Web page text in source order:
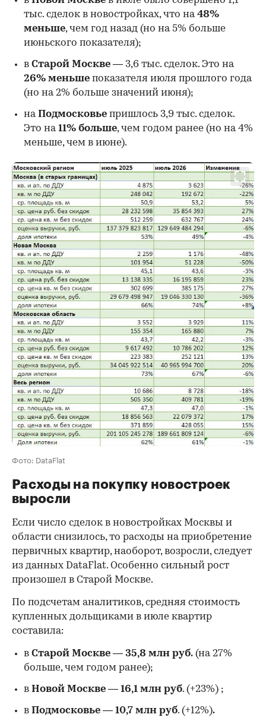
00:00 / 00:00
тыс. сделок в новостройках, что на48%
меньше, чем год назад (но на 5% больше
июньского показателя);
в Старой Москве — 3,6 тыс. сделок. Это на
26% меньше показателя июля прошлого года
(но на 2% больше значений июня);
наПодмосковье пришлось 3,9 тыс. сделок.
Это на11% больше, чем годом ранее (но на 4%
меньше, чем в июне).
Фото: DataFlat
Расходы на покупку новостроек
выросли
Если число сделок в новостройках Москвы и
области снизилось, то расходы на приобретение
первичных квартир, наоборот, возросли, следует
из данных DataFlat. Особенно сильный рост
произошел в Старой Москве.
По подсчетам аналитиков, средняя стоимость
купленных дольщиками в июле квартир
составила:
в Старой Москве — 35,8 млн руб. (на 27%
больше, чем годом ранее);
в Новой Москве — 16,1 млн руб. (+23%) ;
в Подмосковье — 10,7 млн руб. (+12%).